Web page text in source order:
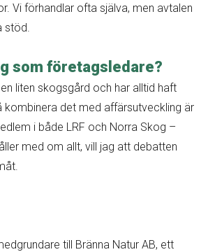
Vi förhandlar ofta själva, men avtalen
stöd.
som företagsledare?
liten skogsgård och har alltid haft
kombinera det med affärsutveckling är
i både LRF och Norra Skog –
med om allt, vill jag att debatten
till Bränna Natur AB, ett